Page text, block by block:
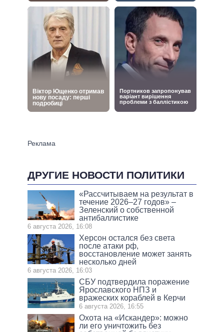
ДРУГИЕ НОВОСТИ ПОЛИТИКИ
«Рассчитываем на результат в
течение 2026–27 годов» –
Зеленский о собственной
антибаллистике
6 августа 2026, 16:08
Херсон остался без света
после атаки рф,
восстановление может занять
несколько дней
6 августа 2026, 16:03
СБУ подтвердила поражение
Ярославского НПЗ и
вражеских кораблей в Керчи
6 августа 2026, 16:55
Охота на «Искандер»: можно
ли его уничтожить без